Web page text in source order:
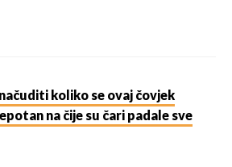
koliko se ovaj čovjek
na čije su čari padale sve